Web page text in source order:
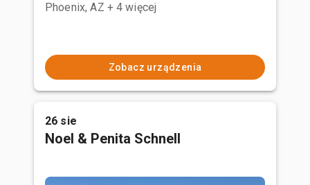
Phoenix, AZ + 4 więcej
Zobacz urządzenia
26 sie
Noel & Penita Schnell